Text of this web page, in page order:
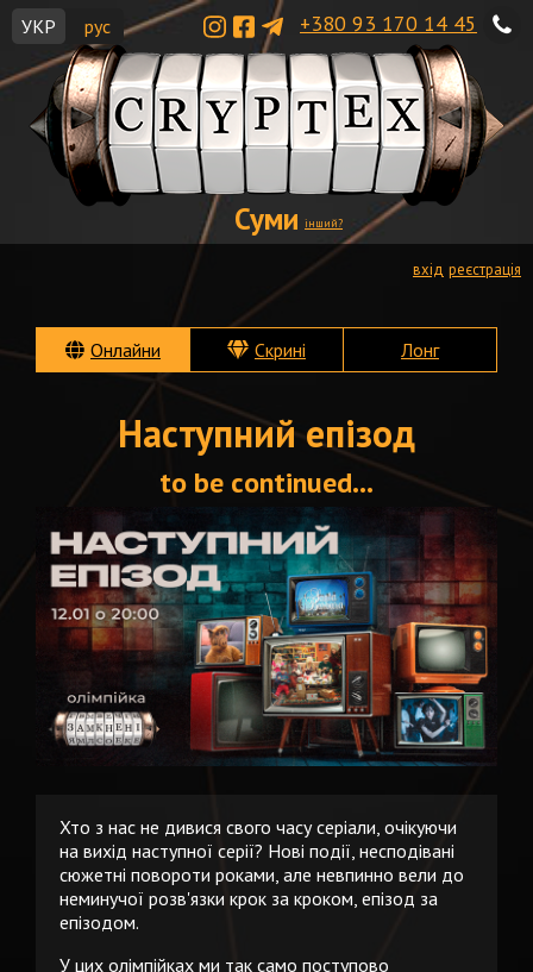
+380 93 170 14 45
Суми інший?
вхід реєстрація
УКР рус
Онлайни Скрині Лонг
Наступний епізод
to be continued...
Хто з нас не дивися свого часу серіали, очікуючи
на вихід наступної серії? Нові події, несподівані
сюжетні повороти роками, але невпинно вели до
неминучої розв'язки крок за кроком, епізод за
епізодом.
У цих олімпійках ми так само поступово